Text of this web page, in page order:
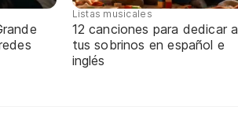
Listas musicales
12 canciones para dedicar a
tus sobrinos en español e
inglés